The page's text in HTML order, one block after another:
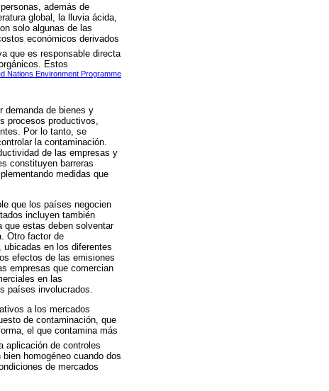
además de
global, la lluvia ácida,
solo algunas de las
económicos derivados
que es responsable directa
Estos
Nations Environment Programme
demanda de bienes y
procesos productivos,
Por lo tanto, se
la contaminación.
de las empresas y
constituyen barreras
medidas que
que los países negocien
incluyen también
que estas deben solventar
Otro factor de
en los diferentes
efectos de las emisiones
empresas que comercian
en las
países involucrados.
a los mercados
de contaminación, que
el que contamina más
aplicación de controles
homogéneo cuando dos
de mercados